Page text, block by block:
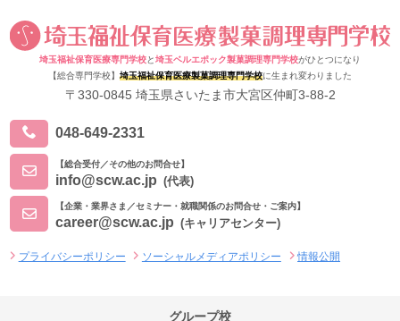
埼玉福祉保育医療専門学校と埼玉ベルエポック製菓調理専門学校がひとつになり
【総合専門学校】 埼玉福祉保育医療製菓調理専門学校に生まれ変わりました
〒330-0845 埼玉県さいたま市大宮区仲町3-88-2
048-649-2331
【総合受付／その他のお問合せ】
info@scw.ac.jp (代表)
【企業・業界さま／セミナー・就職関係のお問合せ・ご案内】
career@scw.ac.jp (キャリアセンター)
プライバシーポリシー ソーシャルメディアポリシー 情報公開
グループ校